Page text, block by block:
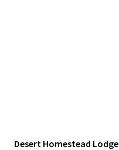
Desert Homestead Lodge